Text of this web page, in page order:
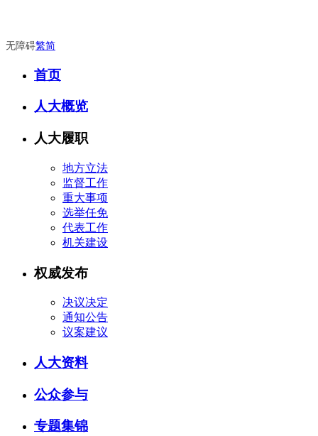
无障碍繁简
首页
人大概览
人大履职
地方立法
监督工作
重大事项
选举任免
代表工作
机关建设
权威发布
决议决定
通知公告
议案建议
人大资料
公众参与
专题集锦